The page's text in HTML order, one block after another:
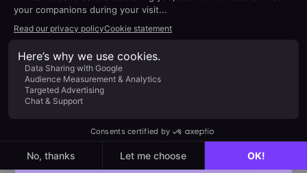
de Zapier
Más información